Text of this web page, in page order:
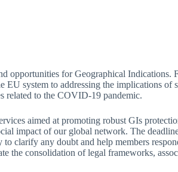
opportunities for Geographical
EU system to addressing the implications of
related to the COVID-19 pandemic.
aimed at promoting robust GIs
impact of our global network. The
clarify any doubt and help members
the consolidation of legal frameworks,